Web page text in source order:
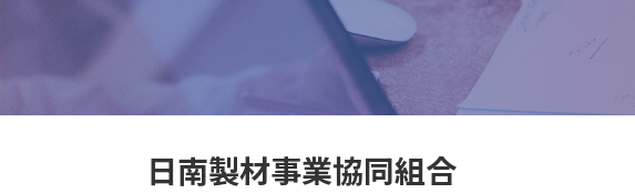
日南製材事業協同組合